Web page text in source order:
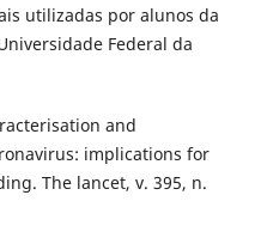
utilizadas por alunos da
Federal da
and
implications for
The lancet, v. 395, n.